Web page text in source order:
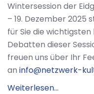
Wintersession der
– 19. Dezember
für Sie die
Debatten dieser
freuen uns über Ihr
an info@netzwerk-
Weiterlesen...